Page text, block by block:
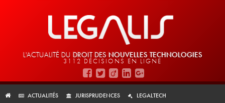
L'ACTUALITÉ DU DROIT DES NOUVELLES TECHNOLOGIES
3112 DÉCISIONS EN LIGNE
ACTUALITÉS JURISPRUDENCES
LEGALTECH